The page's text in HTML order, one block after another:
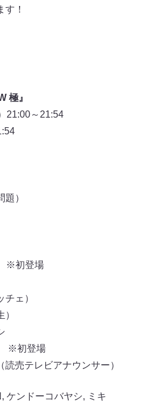
す！
極』
21:00～21:54
）
※初登場
ェ）
※初登場
売テレビアナウンサー）
, ケンドーコバヤシ, ミキ